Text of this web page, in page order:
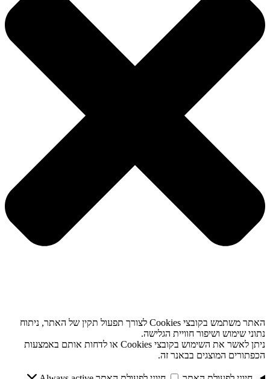
האתר משתמש בקובצי Cookies לצורך תפעול תקין של האתר, ניתוח
נתוני שימוש ושיפור חוויית הגלישה.
ניתן לאשר את השימוש בקובצי Cookies או לדחות אותם באמצעות
הכפתורים המוצגים בבאנר זה.